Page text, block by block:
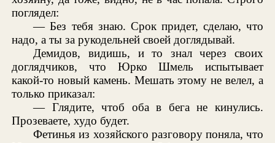
поглядел:
— Без тебя знаю. Срок придет, сделаю, что
надо, а ты за рукодельней своей доглядывай.
Демидов, видишь, и то знал через своих
доглядчиков, что Юрко Шмель испытывает
какой-то новый камень. Мешать этому не велел, а
только приказал:
— Глядите, чтоб оба в бега не кинулись.
Прозеваете, худо будет.
Фетинья из хозяйского разговору поняла, что